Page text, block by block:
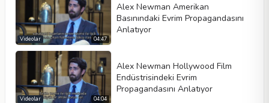
04:47
Videolar
Alex Newman Amerikan
Basınındaki Evrim Propagandasını
Anlatıyor
04:04
Videolar
Alex Newman Hollywood Film
Endüstrisindeki Evrim
Propagandasını Anlatıyor